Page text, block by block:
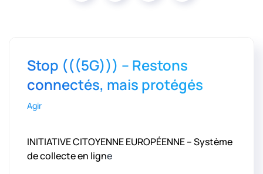
Stop (((5G))) – Restons
connectés, mais protégés
Agir
INITIATIVE CITOYENNE EUROPÉENNE – Système
de collecte en ligne